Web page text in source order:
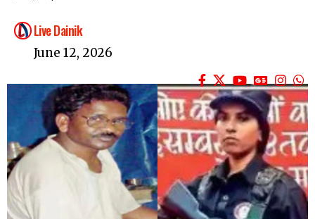
Live Dainik
June 12, 2026